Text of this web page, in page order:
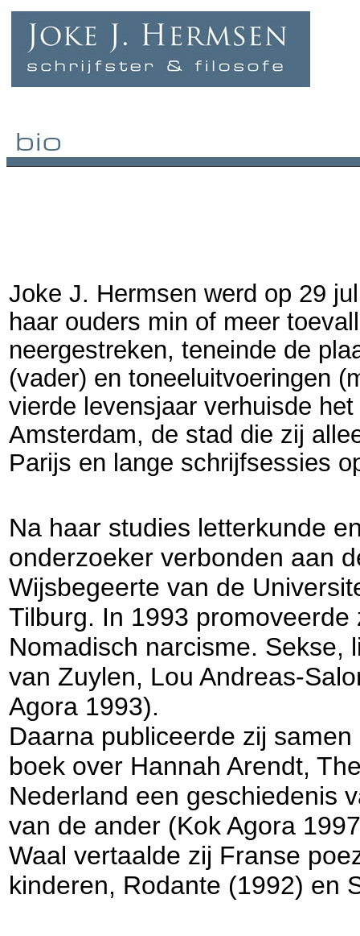
Joke J. Hermsen werd op 29
haar ouders min of meer
neergestreken, teneinde de
(vader) en toneeluitvoeringen
vierde levensjaar verhuisde
Amsterdam, de stad die zij
Parijs en lange schrijfsessies
Na haar studies letterkunde
onderzoeker verbonden aan
Wijsbegeerte van de
Tilburg. In 1993
Nomadisch narcisme. Sekse,
van Zuylen, Lou Andreas-
Agora 1993).
Daarna publiceerde zij
boek over Hannah Arendt,
Nederland een geschiedenis
van de ander (Kok Agora
Waal vertaalde zij Franse
kinderen, Rodante (1992) en